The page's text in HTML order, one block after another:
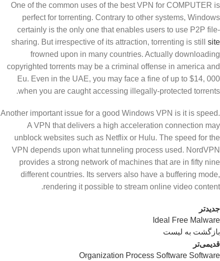
One of the common uses of the best VPN for COMPUTER is
perfect for torrenting. Contrary to other systems, Windows
certainly is the only one that enables users to use P2P file-
sharing. But irrespective of its attraction, torrenting is still site
frowned upon in many countries. Actually downloading
copyrighted torrents may be a criminal offense in america and
Eu. Even in the UAE, you may face a fine of up to $14, 000
when you are caught accessing illegally-protected torrents.
Another important issue for a good Windows VPN is it is speed.
A VPN that delivers a high acceleration connection may
unblock websites such as Netflix or Hulu. The speed for the
VPN depends upon what tunneling process used. NordVPN
provides a strong network of machines that are in fifty nine
different countries. Its servers also have a buffering mode,
rendering it possible to stream online video content.
جدیدتر
Ideal Free Malware
بازگشت به لیست
قدیمی‌تر
Organization Process Software Software